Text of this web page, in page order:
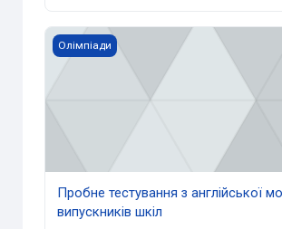
Пробне тестування з англійської
Олімпіади
Пробне тестування з англійської
випускників шкіл